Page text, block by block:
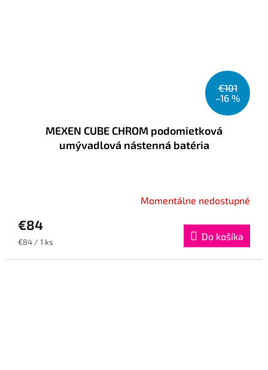
€101
–16 %
MEXEN CUBE CHROM podomietková
umývadlová nástenná batéria
Momentálne nedostupné
€84
Jednotková
€84 / 1 ks Do košíka